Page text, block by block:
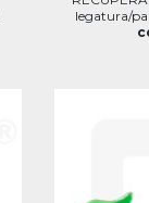
legatura/